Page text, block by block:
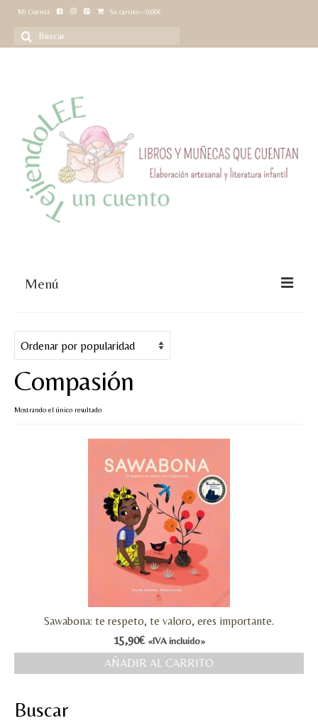
Mi Cuenta Su carrito - 0,00€
Buscar
por:
Menú
Juegos y puzles
Materiales de juego
Artesanía Waldorf
¿QUIÉN SOY?
BLOG
cuento
Compasión
Mostrando el único resultado
Sawabona: te respeto, te valoro, eres importante.
15,90€ «IVA incluido»
AÑADIR AL CARRITO
Buscar